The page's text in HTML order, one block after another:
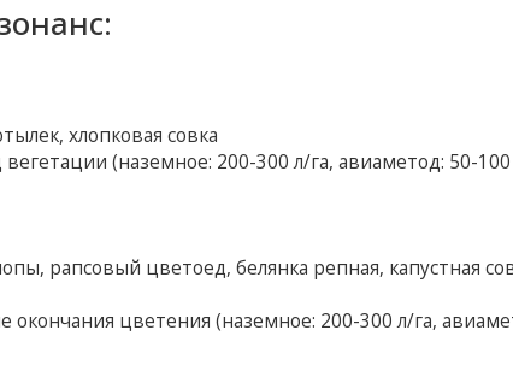
хлопковая совка
(наземное: 200-300 л/га, авиаметод: 50-100
рапсовый цветоед, белянка репная, капустная
цветения (наземное: 200-300 л/га,